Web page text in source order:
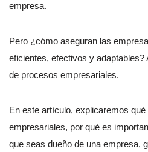
empresa.
Pero ¿cómo aseguran las
eficientes, efectivos y adaptables?
de procesos empresariales.
En este artículo, explicaremos
empresariales, por qué es
que seas dueño de una empresa,